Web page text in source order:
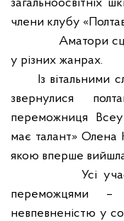
загальноосвітніх
члени клубу
Аматори
у різних жанрах.
Із вітальними
звернулися
переможниця
має талант» Олена
якою вперше
Усі
переможцями
невпевненістю у